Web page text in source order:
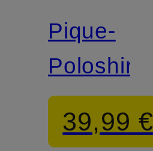
Pique-
Poloshirt
39,99 €